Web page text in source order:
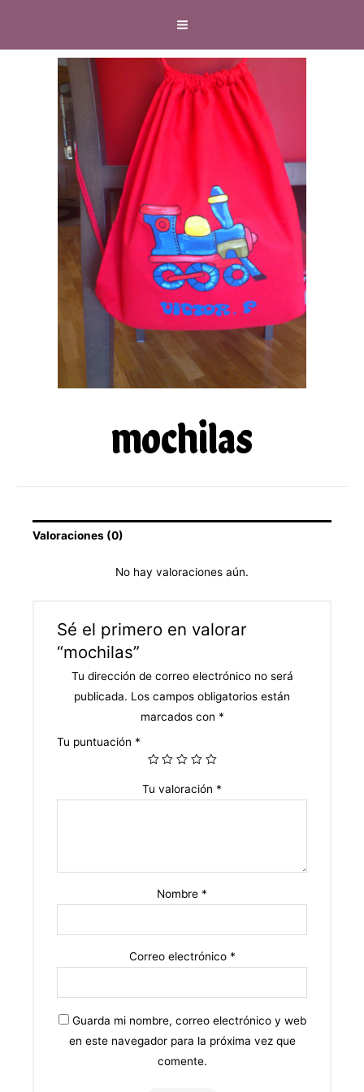
mochilas
Valoraciones (0)
No hay valoraciones aún.
Sé el primero en valorar
“mochilas”
Tu dirección de correo electrónico no será
publicada. Los campos obligatorios están
marcados con *
Tu puntuación *
Tu valoración *
Nombre *
Correo electrónico *
Guarda mi nombre, correo electrónico y web
en este navegador para la próxima vez que
comente.